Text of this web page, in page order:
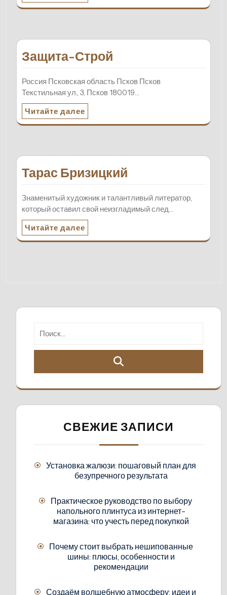
Защита-Строй
Россия Псковская область Псков Псков
Текстильная ул., 3, Псков 180019…
Читайте далее
Тарас Бризицкий
Знаменитый художник и талантливый литератор,
который оставил свой неизгладимый след…
Читайте далее
СВЕЖИЕ ЗАПИСИ
Установка жалюзи: пошаговый план для
безупречного результата
Практическое руководство по выбору
напольного плинтуса из интернет-
магазина: что учесть перед покупкой
Почему стоит выбрать нешипованные
шины: плюсы, особенности и
рекомендации
Создаём волшебную атмосферу: идеи и